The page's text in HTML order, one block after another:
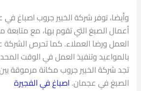
وأيضا، توفر شركة الخبير جروب اصباغ
أعمال الصبغ التي تقوم بها، مع
العمل ورضا العملاء. كما تحرص الشركة
بالمواعيد وتنفيذ العمل في الوقت
تجد شركة الخبير جروب مكانة مرموقة
الصبغ في عجمان. اصباغ في الفجيرة